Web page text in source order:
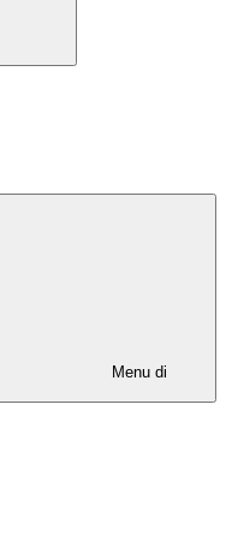
Menu di